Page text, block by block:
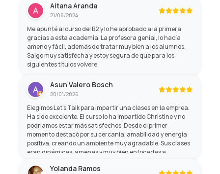
Aitana Aranda
21/06/2024
Me apunté al curso del B2 y lo he aprobado a la primera
gracias a esta academia. La profesora genial, lo hacía
ameno y fácil, además de tratar muy bien a los alumnos.
Salgo muy satisfecha y estoy segura de que para los
siguientes títulos volveré.
Asun Valero Bosch
20/01/2026
Elegimos Let’s Talk para impartir una clases en la emprea.
Ha sido excelente. El curso lo ha impartido Christine y no
podríamos estar más satisfechos. Desde el primer
momento destacó por su cercanía, amabilidad y energía
positiva, creando un ambiente muy agradable. Sus clases
eran dinámicas, amenas y muy bien enfocadas a
pasara volando mientras mejorábamos nuestro inglés. Sin
Yolanda Ramos